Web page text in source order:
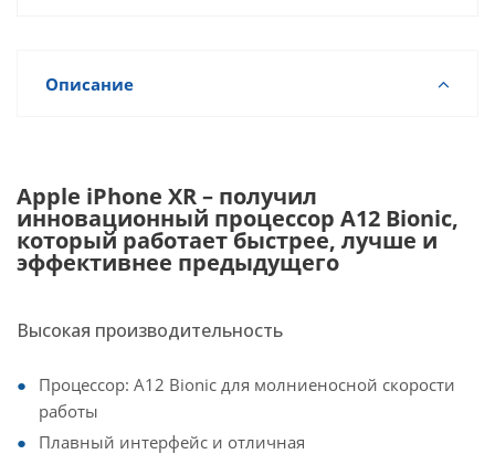
Описание
Apple iPhone XR – получил
инновационный процессор A12 Bionic,
который работает быстрее, лучше и
эффективнее предыдущего
Высокая производительность
Процессор: A12 Bionic для молниеносной скорости
работы
Плавный интерфейс и отличная